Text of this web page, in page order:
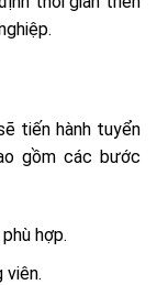
tiến hành tuyển
gồm các bước
hợp.
viên.